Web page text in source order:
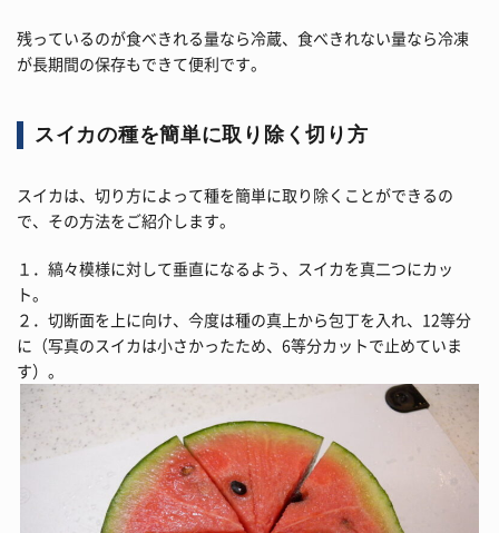
残っているのが食べきれる量なら冷蔵、食べきれない量なら冷凍
が長期間の保存もできて便利です。
スイカの種を簡単に取り除く切り方
スイカは、切り方によって種を簡単に取り除くことができるの
で、その方法をご紹介します。
１．縞々模様に対して垂直になるよう、スイカを真二つにカッ
ト。
２．切断面を上に向け、今度は種の真上から包丁を入れ、12等分
に（写真のスイカは小さかったため、6等分カットで止めていま
す）。